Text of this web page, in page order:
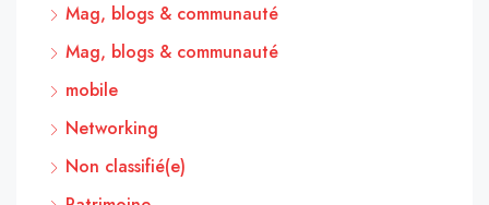
Mag, blogs & communauté
Mag, blogs & communauté
mobile
Networking
Non classifié(e)